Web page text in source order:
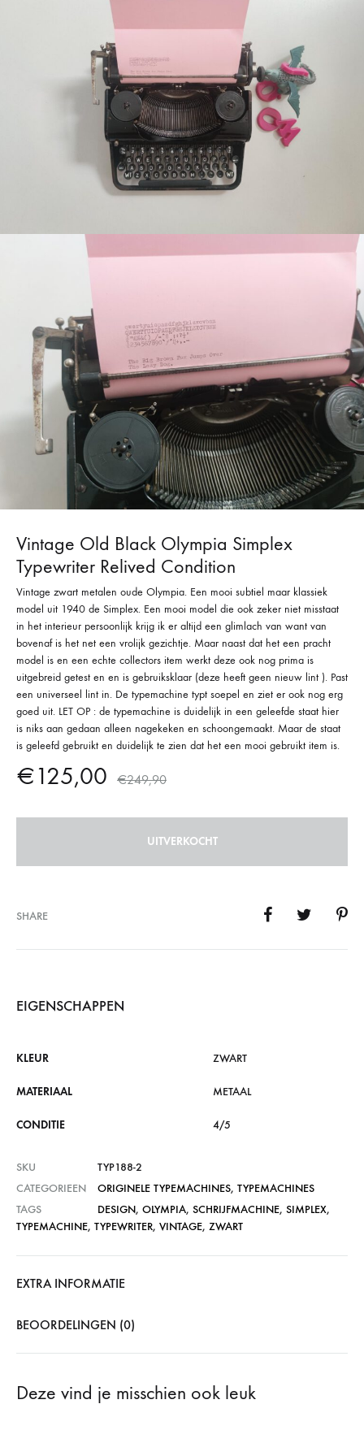
Vintage Old Black Olympia Simplex
Typewriter Relived Condition
Vintage zwart metalen oude Olympia. Een mooi subtiel maar klassiek
model uit 1940 de Simplex. Een mooi model die ook zeker niet misstaat
in het interieur persoonlijk krijg ik er altijd een glimlach van want van
bovenaf is het net een vrolijk gezichtje. Maar naast dat het een pracht
model is en een echte collectors item werkt deze ook nog prima is
uitgebreid getest en en is gebruiksklaar (deze heeft geen nieuw lint ). Past
een universeel lint in. De typemachine typt soepel en ziet er ook nog erg
goed uit. LET OP : de typemachine is duidelijk in een geleefde staat hier
is niks aan gedaan alleen nagekeken en schoongemaakt. Maar de staat
is geleefd gebruikt en duidelijk te zien dat het een mooi gebruikt item is.
€125,00 €249,90
UITVERKOCHT
SHARE
EIGENSCHAPPEN
KLEUR ZWART
MATERIAAL METAAL
CONDITIE 4/5
SKU
TYP188-2
CATEGORIEEN
ORIGINELE TYPEMACHINES, TYPEMACHINES
TAGS
DESIGN, OLYMPIA, SCHRIJFMACHINE, SIMPLEX,
TYPEMACHINE, TYPEWRITER, VINTAGE, ZWART
EXTRA INFORMATIE
BEOORDELINGEN (0)
Deze vind je misschien ook leuk